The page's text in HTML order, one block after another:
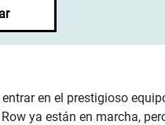
en el prestigioso
ya están en marcha,